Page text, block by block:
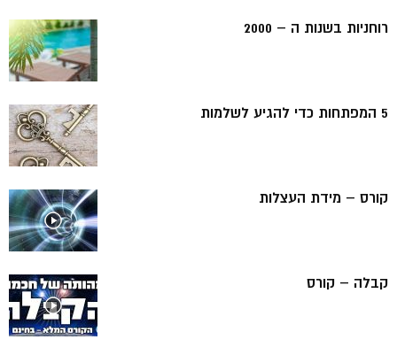
רוחניות בשנות ה – 2000
5 המפתחות כדי להגיע לשלמות
קורס – מידת העצלות
קבלה – קורס